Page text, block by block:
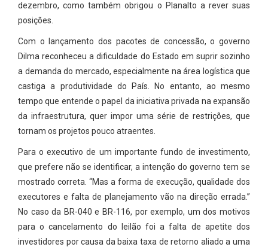
dezembro, como também obrigou o Planalto a rever suas
posições.
Com o lançamento dos pacotes de concessão, o governo
Dilma reconheceu a dificuldade do Estado em suprir sozinho
a demanda do mercado, especialmente na área logística que
castiga a produtividade do País. No entanto, ao mesmo
tempo que entende o papel da iniciativa privada na expansão
da infraestrutura, quer impor uma série de restrições, que
tornam os projetos pouco atraentes.
Para o executivo de um importante fundo de investimento,
que prefere não se identificar, a intenção do governo tem se
mostrado correta. “Mas a forma de execução, qualidade dos
executores e falta de planejamento vão na direção errada.”
No caso da BR-040 e BR-116, por exemplo, um dos motivos
para o cancelamento do leilão foi a falta de apetite dos
investidores por causa da baixa taxa de retorno aliado a uma